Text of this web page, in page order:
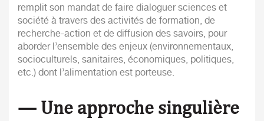
remplit son mandat de faire dialoguer sciences et
société à travers des activités de formation, de
recherche-action et de diffusion des savoirs, pour
aborder l’ensemble des enjeux (environnementaux,
socioculturels, sanitaires, économiques, politiques,
etc.) dont l’alimentation est porteuse.
— Une approche singulière